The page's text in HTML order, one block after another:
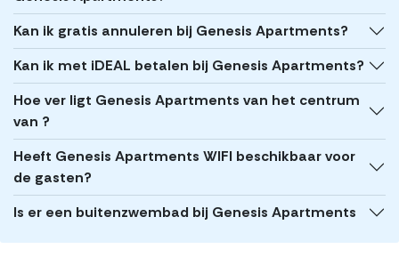
Kan ik gratis annuleren bij Genesis Apartments?
Kan ik met iDEAL betalen bij Genesis Apartments?
Hoe ver ligt Genesis Apartments van het centrum
van ?
Heeft Genesis Apartments WIFI beschikbaar voor
de gasten?
Is er een buitenzwembad bij Genesis Apartments